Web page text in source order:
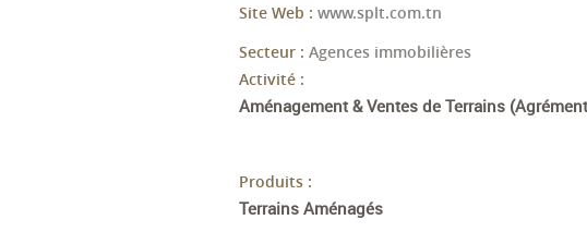
Site Web : www.splt.com.tn
Secteur : Agences immobilières
Activité :
Aménagement & Ventes de Terrains
Produits :
Terrains Aménagés